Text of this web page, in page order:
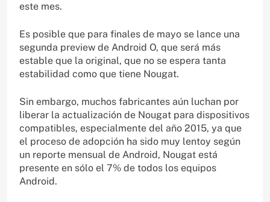
este mes.
Es posible que para finales de mayo se lance una
segunda preview de Android O, que será más
estable que la original, que no se espera tanta
estabilidad como que tiene Nougat.
Sin embargo, muchos fabricantes aún luchan por
liberar la actualización de Nougat para dispositivos
compatibles, especialmente del año 2015, ya que
el proceso de adopción ha sido muy lentoy según
un reporte mensual de Android, Nougat está
presente en sólo el 7% de todos los equipos
Android.